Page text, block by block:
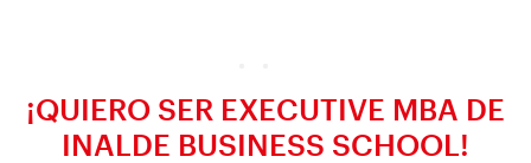
¡QUIERO SER EXECUTIVE MBA DE
INALDE BUSINESS SCHOOL!